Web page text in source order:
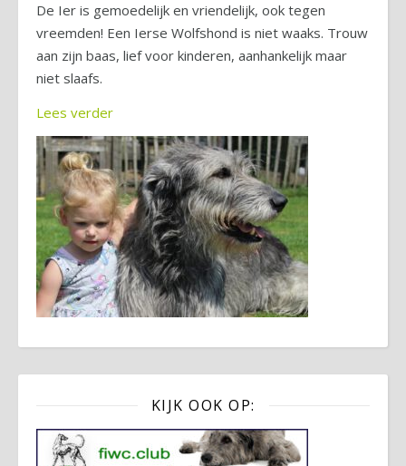
De Ier is gemoedelijk en vriendelijk, ook tegen
vreemden! Een Ierse Wolfshond is niet waaks. Trouw
aan zijn baas, lief voor kinderen, aanhankelijk maar
niet slaafs.
Lees verder
KIJK OOK OP: